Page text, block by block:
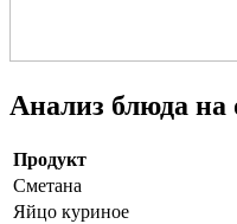
Анализ блюда на
Продукт
Сметана
Яйцо куриное